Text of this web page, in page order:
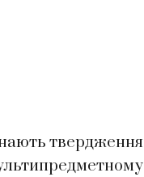
твердження